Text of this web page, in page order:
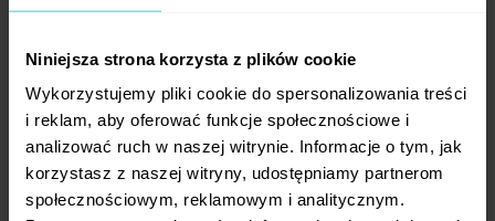
Niniejsza strona korzysta z plików cookie
Wykorzystujemy pliki cookie do spersonalizowania treści
i reklam, aby oferować funkcje społecznościowe i
analizować ruch w naszej witrynie. Informacje o tym, jak
korzystasz z naszej witryny, udostępniamy partnerom
społecznościowym, reklamowym i analitycznym.
E-E-A-T
Google wykorzystujeE-E-A-Tdo oceny
jakości i wiarygodności witryn.Experience,
Expertise, Authoritativeness and
Trustworthiness(Doświadczenie,
Ekspertyza, Autorytet i Zaufanie)